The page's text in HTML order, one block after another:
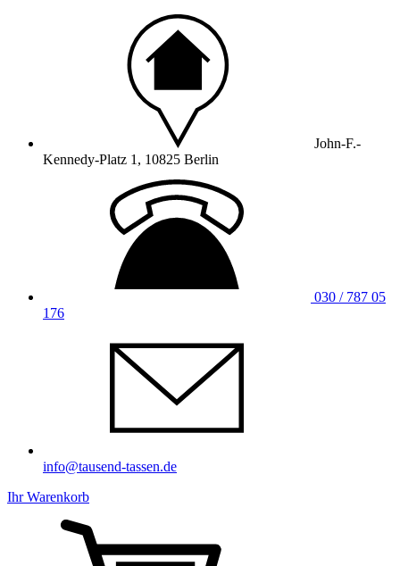
John-F.-
Kennedy-Platz 1, 10825 Berlin
030 / 787 05
176
info@tausend-tassen.de
Ihr Warenkorb